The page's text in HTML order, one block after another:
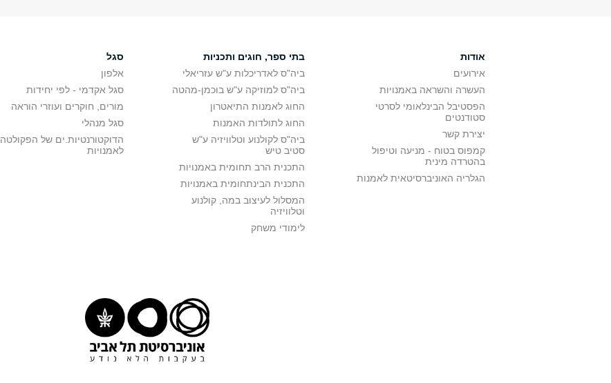
אודות
אירועים
העשרה והשראה באמנויות
הפסטיבל הבינלאומי לסרטי
סטודנטים
יצירת קשר
קמפוס בטוח - מניעה וטיפול
בהטרדה מינית
הגלריה האוניברסיטאית לאמנות
בתי ספר, חוגים ותכניות
ביה"ס לאדריכלות ע"ש עזריאלי
ביה"ס למוזיקה ע"ש בוכמן-מהטה
החוג לאמנות התיאטרון
החוג לתולדות האמנות
ביה"ס לקולנוע וטלוויזיה ע"ש
סטיב טיש
התכנית הרב תחומית באמנויות
התכנית הבינתחומית באמנויות
המסלול לעיצוב במה, קולנוע
וטלוויזיה
לימודי משחק
סגל
אלפון
סגל אקדמי - לפי יחידות
מורים, חוקרים ועוזרי הוראה
סגל מנהלי
הדוקטורנטיות.ים של הפקולטה
לאמנויות